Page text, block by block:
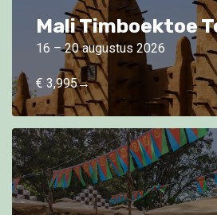
Mali Timboektoe
16 – 20 augustus 2026
€ 3,995→